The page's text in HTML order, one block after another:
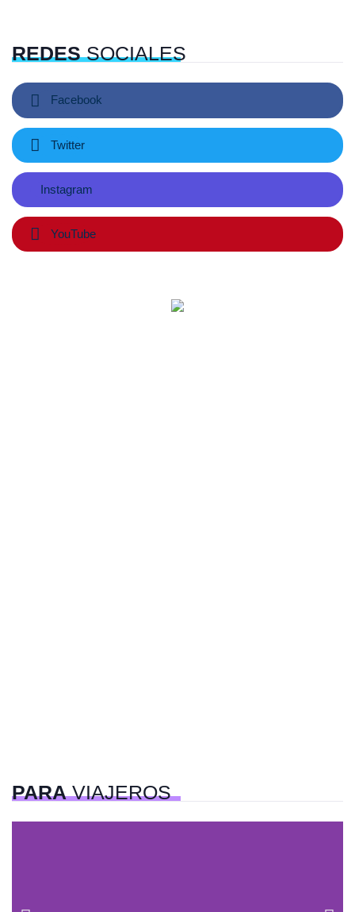
REDESSOCIALES
Facebook
Twitter
Instagram
YouTube
PARAVIAJEROS